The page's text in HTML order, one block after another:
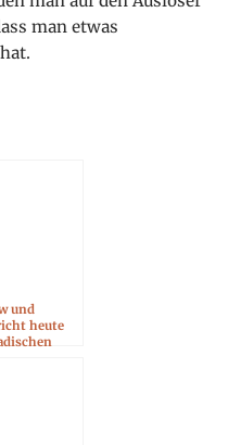
man etwas
und
heute